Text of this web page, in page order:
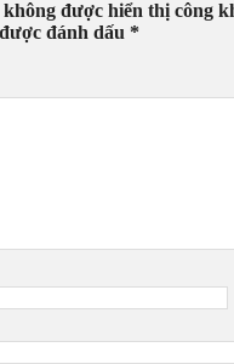
không được hiển thị công
đánh dấu *